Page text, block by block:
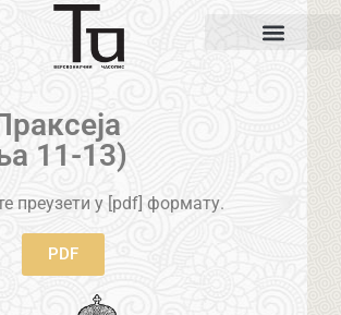
11-13)
преузети у [pdf] формату.
PDF